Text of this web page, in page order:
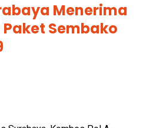
Menerima
Sembako